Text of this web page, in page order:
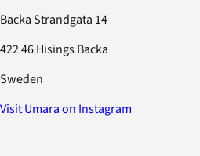
Backa Strandgata 14
422 46 Hisings Backa
Sweden
Visit Umara on Instagram